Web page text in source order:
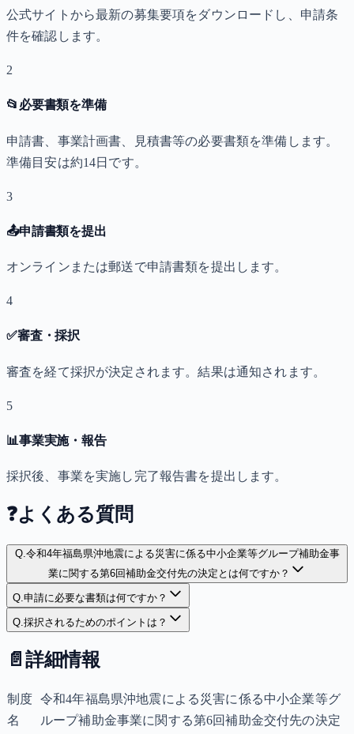
公式サイトから最新の募集要項をダウンロードし、申請条
件を確認します。
2
📂 必要書類を準備
申請書、事業計画書、見積書等の必要書類を準備します。
準備目安は約14日です。
3
📤申請書類を提出
オンラインまたは郵送で申請書類を提出します。
4
✅審査・採択
審査を経て採択が決定されます。結果は通知されます。
5
📊事業実施・報告
採択後、事業を実施し完了報告書を提出します。
❓よくある質問
Q.令和4年福島県沖地震による災害に係る中小企業等グループ補助金事
業に関する第6回補助金交付先の決定とは何ですか？
Q.申請に必要な書類は何ですか？
Q.採択されるためのポイントは？
📄 詳細情報
制度
名
令和4年福島県沖地震による災害に係る中小企業等グ
ループ補助金事業に関する第6回補助金交付先の決定